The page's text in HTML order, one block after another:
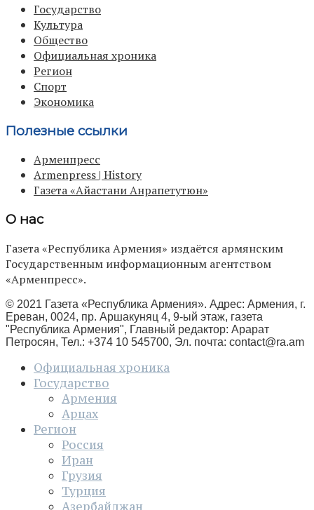
Государство
Культура
Общество
Официальная хроника
Регион
Спорт
Экономика
Полезные ссылки
Арменпресс
Armenpress | History
Газета «Айастани Анрапетутюн»
О нас
Газета «Республика Армения» издаётся армянским
Государственным информационным агентством
«Арменпресс».
© 2021 Газета «Республика Армения». Адрес: Армения, г.
Ереван, 0024, пр. Аршакуняц 4, 9-ый этаж, газета
"Республика Армения", Главный редактор: Арарат
Петросян, Тел.: +374 10 545700, Эл. почта: contact@ra.am
Официальная хроника
Государство
Армения
Арцах
Регион
Россия
Иран
Грузия
Турция
Азербайджан